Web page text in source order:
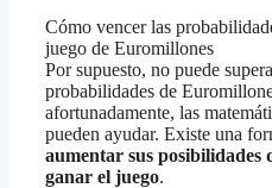
Cómo vencer las
juego de Euromillones
Por supuesto, no puede
probabilidades de
afortunadamente, las
pueden ayudar. Existe una
aumentar sus posibilidades
ganar el juego.